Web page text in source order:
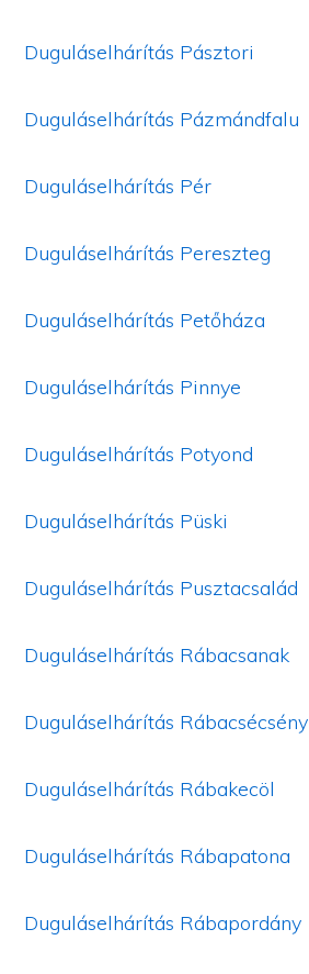
Duguláselhárítás Pásztori
Duguláselhárítás Pázmándfalu
Duguláselhárítás Pér
Duguláselhárítás Pereszteg
Duguláselhárítás Petőháza
Duguláselhárítás Pinnye
Duguláselhárítás Potyond
Duguláselhárítás Püski
Duguláselhárítás Pusztacsalád
Duguláselhárítás Rábacsanak
Duguláselhárítás Rábacsécsény
Duguláselhárítás Rábakecöl
Duguláselhárítás Rábapatona
Duguláselhárítás Rábapordány